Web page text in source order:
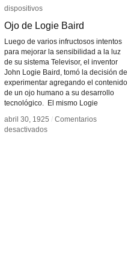
dispositivos
Ojo de Logie Baird
Luego de varios infructosos intentos
para mejorar la sensibilidad a la luz
de su sistema Televisor, el inventor
John Logie Baird, tomó la decisión de
experimentar agregando el contenido
de un ojo humano a su desarrollo
tecnológico. El mismo Logie
abril 30, 1925 / Comentarios
desactivadosen
dispositivos
Ojo de Logie Baird
abril 30, 1925 / Comentarios
desactivadosen